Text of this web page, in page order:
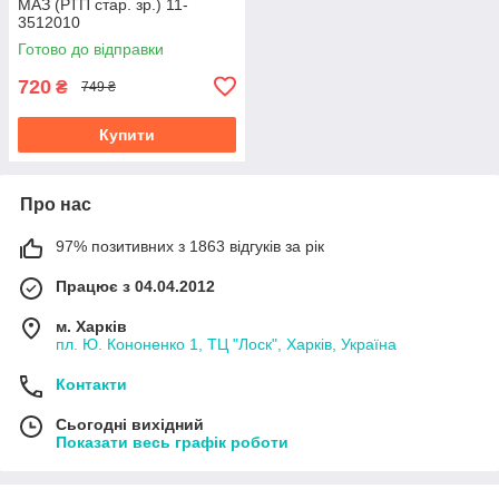
МАЗ (РТП стар. зр.) 11-
3512010
Готово до відправки
720 ₴ 749 ₴
Купити
Про нас
97% позитивних з 1863 відгуків за рік
Працює з 04.04.2012
м. Харків
пл. Ю. Кононенко 1, ТЦ "Лоск", Харків, Україна
Контакти
Сьогодні вихідний
Показати весь графік роботи